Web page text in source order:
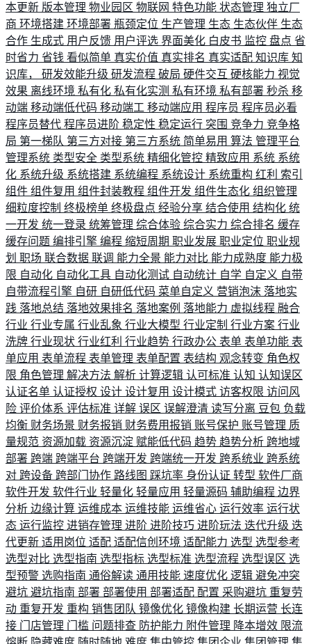
本更新 版本管理 物业园区 物联网 特色功能 状态管理 独立厂
商 环境搭建 环境部署 瓶颈定位 生产管理 生态 生态伙伴 生态
合作 生成式 用户反馈 用户评选 界面美化 白皮书 监控 盘点 省
时省力 省钱 看似简单 真实价值 真实排名 真实适配 知识库 知
识库， 研发效能升级 研发流程 破局 硬件交互 硬核能力 视觉
效果 离线环境 私有化 私有化实测 私有环境 私有部署 秒杀 移
动端 移动端低代码 移动端工 移动端应用 程序员 程序员必看
程序员替代 程序员进阶 稳定性 稳定运行 突围 竞争力 竞争格
局 第一梯队 第三方对接 第三方系统 简单易用 算法 管理平台
管理系统 类型安全 类型系统 精细化管控 精致应用 系统 系统
化 系统升级 系统搭建 系统编程 系统设计 系统重构 红利 索引
组件 组件复用 组件封装教程 组件开发 组件生态化 组织管理
细粒度控制 终极榜单 终极盘点 经验分享 结合使用 结构化 统
一开发 统一登录 统筹管理 综合体验 综合实力 综合排名 缓存
缓存问题 编排引擎 编程 缩短周期 职业发展 职业定位 职业规
划 职场 联合数据 联调 能力全景 能力对比 能力成熟度 能力极
限 自动化 自动化工具 自动化测试 自动统计 自学 自定义 自带
自带流程引擎 自研 自研低代码 菜单自定义 营销泡沫 落地实
践 落地总结 落地效果排名 落地案例 落地能力 虚拟线程 融合
行业 行业专属 行业乱象 行业大模型 行业定制 行业方案 行业
洗牌 行业现状 行业红利 行业趋势 行政办公 表单 表单功能 表
单应用 表单流程 表单管理 表单配置 表结构 观念转变 角色权
限 角色管理 解决方法 解析 计算逻辑 认可标准 认知 认知误区
认证名单 认证授权 设计 设计复用 设计模式 访客权限 访问风
险 评价体系 评估标准 详解 误区 误解澄清 读写分离 豆包 负载
均衡 财务场景 财务报销 财务费用报销 账号保护 账号管理 质
量规范 资源加载 资源沉淀 赋能低代码 趋势 趋势分析 跨地域
部署 跨端 跨端平台 跨端开发 跨端统一开发 跨系统业 跨系统
对 跨设备 跨部门协作 路线图 踩坑率 身份认证 转型 软件厂商
软件开发 软件行业 轻量化 轻量应用 轻量源码 辅助编程 边界
分析 边缘计算 运维成本 运维技能 运维省心 运行效率 运行状
态 运行监控 进销存管理 进阶 进阶技巧 进阶玩法 迭代升级 迭
代更新 适用岗位 适配 适配信创环境 适配能力 选型 选型参考
选型对比 选型指南 选型指标 选型标准 选型流程 选型误区 选
型预警 选购指南 通俗解读 通用技能 速度优化 逻辑 避免冲突
避坑 避坑指南 部署 部署使用 部署适配 配置 采购避坑 重复劳
动 重复开发 重构 销售团队 镜像优化 镜像构建 长期运营 长连
接 门店管理 门槛 问题排查 防护能力 附件管理 降本增效 限流